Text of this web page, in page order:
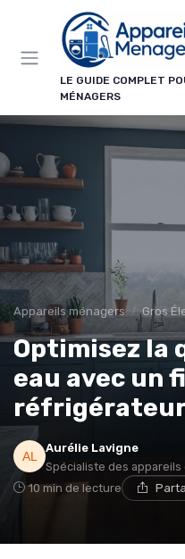
LE GUIDE COMPLET
MÉNAGERS
Appareils ménagers Gros
Optimisez la
eau avec un
Aurélie Lavigne
Spécialiste des appareils
10 min de lecture
→
* En m'inscrivant,
d'Appareils Ménagers
Panneau de gestion des